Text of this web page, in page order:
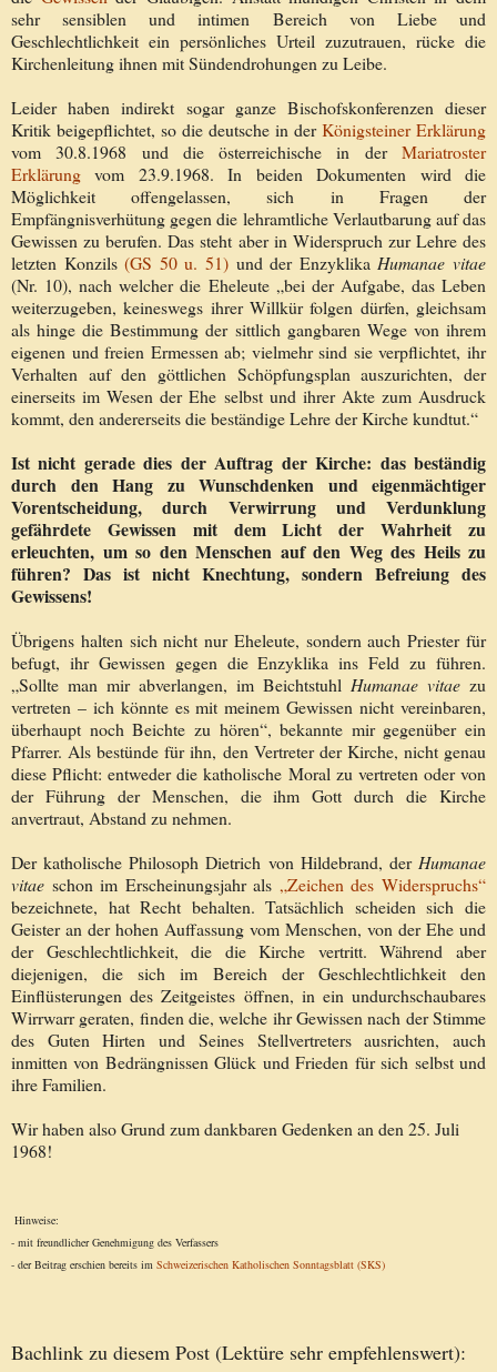
sehr sensiblen und intimen Bereich von Liebe und
Geschlechtlichkeit ein persönliches Urteil zuzutrauen, rücke die
Kirchenleitung ihnen mit Sündendrohungen zu Leibe.
Leider haben indirekt sogar ganze Bischofskonferenzen dieser
Kritik beigepflichtet, so die deutsche in derKönigsteiner Erklärung
vom 30.8.1968 und die österreichische in der Mariatroster
Erklärung vom 23.9.1968. In beiden Dokumenten wird die
Möglichkeit offengelassen, sich in Fragen der
Empfängnisverhütung gegen die lehramtliche Verlautbarung auf das
Gewissen zu berufen. Das steht aber in Widerspruch zur Lehre des
letzten Konzils(GS 50 u. 51) und der Enzyklika Humanae vitae
(Nr. 10), nach welcher die Eheleute „bei der Aufgabe, das Leben
weiterzugeben, keineswegs ihrer Willkür folgen dürfen, gleichsam
als hinge die Bestimmung der sittlich gangbaren Wege von ihrem
eigenen und freien Ermessen ab; vielmehr sind sie verpflichtet, ihr
Verhalten auf den göttlichen Schöpfungsplan auszurichten, der
einerseits im Wesen der Ehe selbst und ihrer Akte zum Ausdruck
kommt, den andererseits die beständige Lehre der Kirche kundtut.“
Ist nicht gerade dies der Auftrag der Kirche: das beständig
durch den Hang zu Wunschdenken und eigenmächtiger
Vorentscheidung, durch Verwirrung und Verdunklung
gefährdete Gewissen mit dem Licht der Wahrheit zu
erleuchten, um so den Menschen auf den Weg des Heils zu
führen? Das ist nicht Knechtung, sondern Befreiung des
Gewissens!
Übrigens halten sich nicht nur Eheleute, sondern auch Priester für
befugt, ihr Gewissen gegen die Enzyklika ins Feld zu führen.
„Sollte man mir abverlangen, im Beichtstuhl Humanae vitae zu
vertreten – ich könnte es mit meinem Gewissen nicht vereinbaren,
überhaupt noch Beichte zu hören“, bekannte mir gegenüber ein
Pfarrer. Als bestünde für ihn, den Vertreter der Kirche, nicht genau
diese Pflicht: entweder die katholische Moral zu vertreten oder von
der Führung der Menschen, die ihm Gott durch die Kirche
anvertraut, Abstand zu nehmen.
Der katholische Philosoph Dietrich von Hildebrand, der Humanae
vitae schon im Erscheinungsjahr als „Zeichen des Widerspruchs“
bezeichnete, hat Recht behalten. Tatsächlich scheiden sich die
Geister an der hohen Auffassung vom Menschen, von der Ehe und
der Geschlechtlichkeit, die die Kirche vertritt. Während aber
diejenigen, die sich im Bereich der Geschlechtlichkeit den
Einflüsterungen des Zeitgeistes öffnen, in ein undurchschaubares
Wirrwarr geraten, finden die, welche ihr Gewissen nach der Stimme
des Guten Hirten und Seines Stellvertreters ausrichten, auch
inmitten von Bedrängnissen Glück und Frieden für sich selbst und
ihre Familien.
Wir haben also Grund zum dankbaren Gedenken an den 25. Juli
1968!
Hinweise:
- mit freundlicher Genehmigung des Verfassers
- der Beitrag erschien bereits im Schweizerischen Katholischen Sonntagsblatt (SKS)
Bachlink zu diesem Post (Lektüre sehr empfehlenswert):